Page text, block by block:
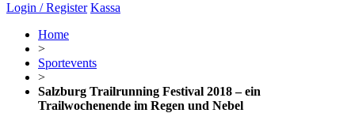
Login / Register Kassa
Home
>
Sportevents
>
Salzburg Trailrunning Festival 2018 – ein
Trailwochenende im Regen und Nebel